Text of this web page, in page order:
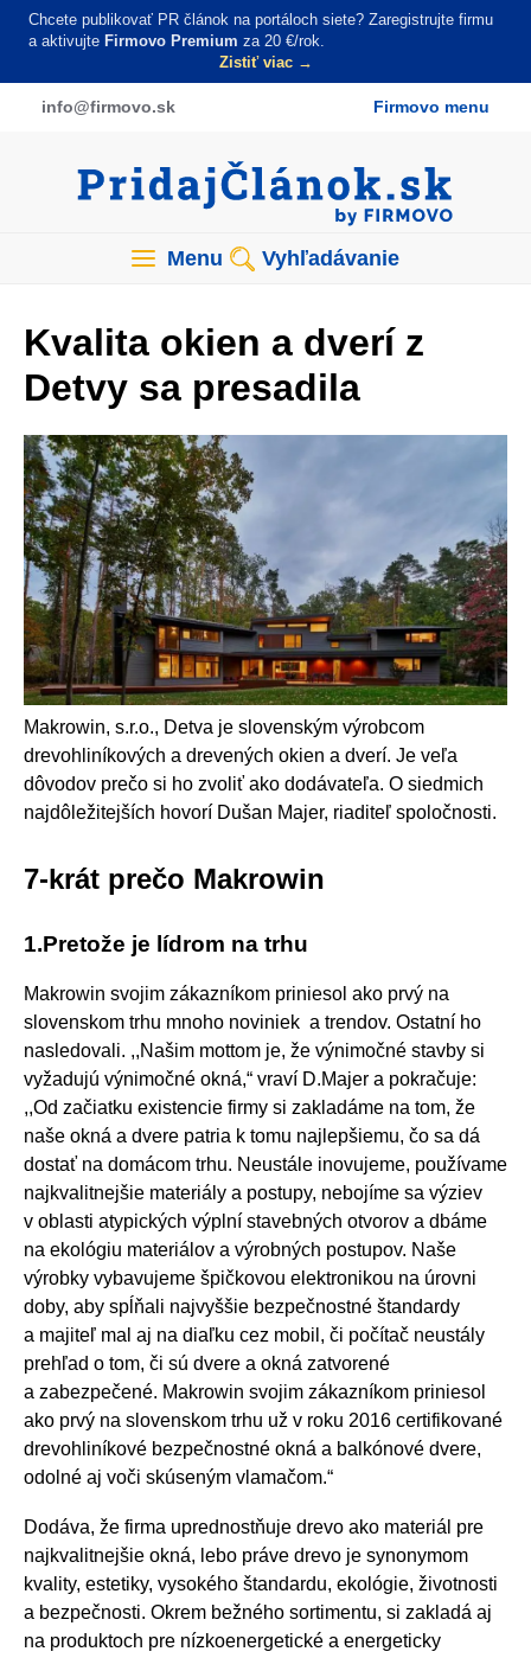
Skočiť
obsah
Chcete publikovať PR článok na portáloch siete? Zaregistrujte firmu
a aktivujte Firmovo Premium za 20 €/rok.
Zistiť viac →
info@firmovo.sk Firmovo menu
Menu Vyhľadávanie
Kvalita okien a dverí z
Detvy sa presadila
Makrowin, s.r.o., Detva je slovenským výrobcom
drevohliníkových a drevených okien a dverí. Je veľa
dôvodov prečo si ho zvoliť ako dodávateľa. O siedmich
najdôležitejších hovorí Dušan Majer, riaditeľ spoločnosti.
7-krát prečo Makrowin
1.Pretože je lídrom na trhu
Makrowin svojim zákazníkom priniesol ako prvý na
slovenskom trhu mnoho noviniek a trendov. Ostatní ho
nasledovali. ,,Našim mottom je, že výnimočné stavby si
vyžadujú výnimočné okná,“ vraví D.Majer a pokračuje:
,,Od začiatku existencie firmy si zakladáme na tom, že
naše okná a dvere patria k tomu najlepšiemu, čo sa dá
dostať na domácom trhu. Neustále inovujeme, používame
najkvalitnejšie materiály a postupy, nebojíme sa výziev
v oblasti atypických výplní stavebných otvorov a dbáme
na ekológiu materiálov a výrobných postupov. Naše
výrobky vybavujeme špičkovou elektronikou na úrovni
doby, aby spĺňali najvyššie bezpečnostné štandardy
a majiteľ mal aj na diaľku cez mobil, či počítač neustály
prehľad o tom, či sú dvere a okná zatvorené
a zabezpečené. Makrowin svojim zákazníkom priniesol
ako prvý na slovenskom trhu už v roku 2016 certifikované
drevohliníkové bezpečnostné okná a balkónové dvere,
odolné aj voči skúseným vlamačom.“
Dodáva, že firma uprednostňuje drevo ako materiál pre
najkvalitnejšie okná, lebo práve drevo je synonymom
kvality, estetiky, vysokého štandardu, ekológie, životnosti
a bezpečnosti. Okrem bežného sortimentu, si zakladá aj
na produktoch pre nízkoenergetické a energeticky